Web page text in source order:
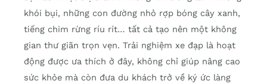
khói bụi, những con đường nhỏ rợp bóng cây xanh,
tiếng chim rừng ríu rít… tất cả tạo nên một không
gian thư giãn trọn vẹn. Trải nghiệm xe đạp là hoạt
động được ưa thích ở đây, không chỉ giúp nâng cao
sức khỏe mà còn đưa du khách trở về ký ức làng